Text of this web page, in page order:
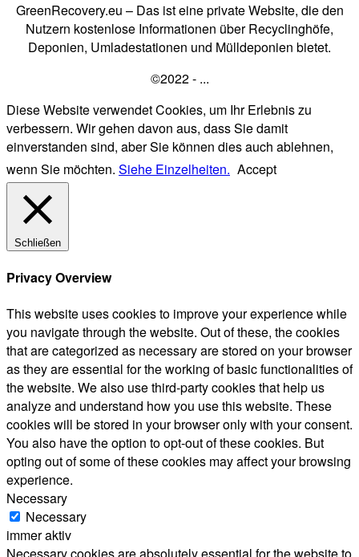
GreenRecovery.eu – Das ist eine private Website, die den
Nutzern kostenlose Informationen über Recyclinghöfe,
Deponien, Umladestationen und Mülldeponien bietet.
©2022 - ...
Diese Website verwendet Cookies, um Ihr Erlebnis zu
verbessern. Wir gehen davon aus, dass Sie damit
einverstanden sind, aber Sie können dies auch ablehnen,
wenn Sie möchten. Siehe Einzelheiten. Accept
Schließen
Privacy Overview
This website uses cookies to improve your experience while
you navigate through the website. Out of these, the cookies
that are categorized as necessary are stored on your browser
as they are essential for the working of basic functionalities of
the website. We also use third-party cookies that help us
analyze and understand how you use this website. These
cookies will be stored in your browser only with your consent.
You also have the option to opt-out of these cookies. But
opting out of some of these cookies may affect your browsing
experience.
Necessary
Necessary
immer aktiv
Necessary cookies are absolutely essential for the website to